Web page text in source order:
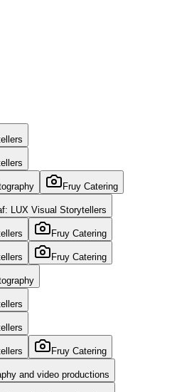
Fruy Catering
LUX Visual Storytellers
Fruy Catering
Fruy Catering
Fruy Catering
and video productions